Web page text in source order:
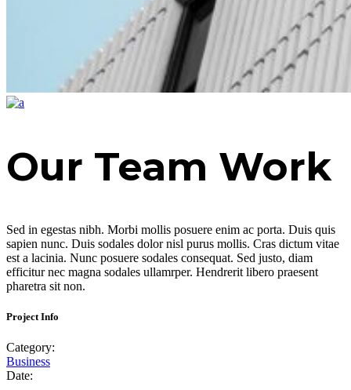
Our Team Work
Sed in egestas nibh. Morbi mollis posuere enim ac porta. Duis quis
sapien nunc. Duis sodales dolor nisl purus mollis. Cras dictum vitae
est a lacinia. Nunc posuere sodales consequat. Sed justo, diam
efficitur nec magna sodales ullamrper. Hendrerit libero praesent
pharetra sit non.
Project Info
Category:
Business
Date: